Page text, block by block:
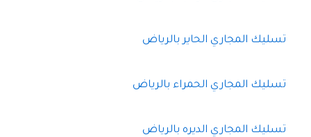
تسليك المجاري الحاير بالرياض
تسليك المجاري الحمراء بالرياض
تسليك المجاري الديره بالرياض